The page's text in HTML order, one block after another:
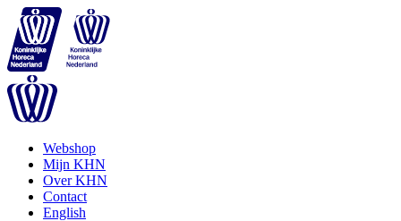
Webshop
Mijn KHN
Over KHN
Contact
English